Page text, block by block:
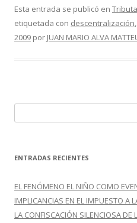
e
b
itt
er
m
p
Esta entrada se publicó en
etiquetada con descentralización,
2009 por JUAN MARIO ALVA
u
c
r
:
ENTRADAS RECIENTES
EL FENÓMENO EL NIÑO COMO
IMPLICANCIAS EN EL IMPUESTO A
LA CONFISCACIÓN SILENCIOSA DE